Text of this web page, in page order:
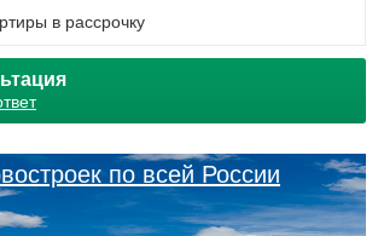
в рассрочку
по всей России